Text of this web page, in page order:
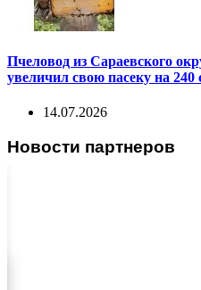
Пчеловод из Сараевского
увеличил свою пасеку на 240
14.07.2026
Новости партнеров